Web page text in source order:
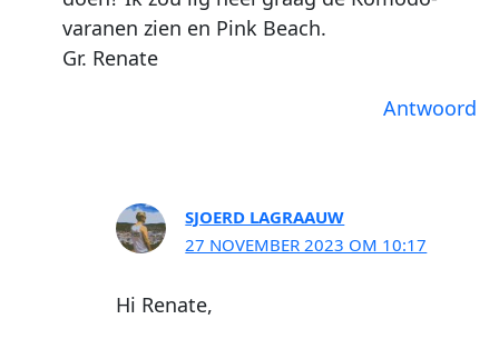
varanen zien en Pink Beach.
Gr. Renate
Antwoord
SJOERD LAGRAAUW
27 NOVEMBER 2023 OM 10:17
Hi Renate,